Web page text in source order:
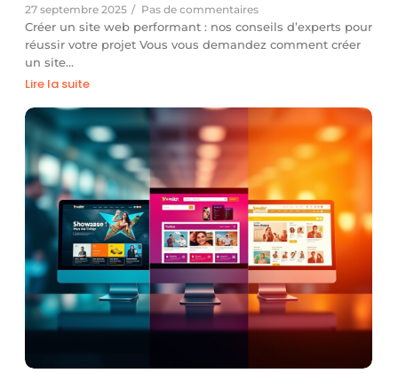
27 septembre 2025 / Pas de commentaires
Créer un site web performant : nos conseils d’experts pour
réussir votre projet Vous vous demandez comment créer
un site…
Lire la suite